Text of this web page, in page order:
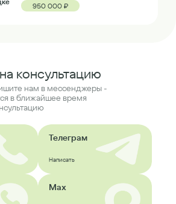
950 000 ₽
консультацию
нам в мессенджеры -
в ближайшее время
Телеграм
Написать
Max